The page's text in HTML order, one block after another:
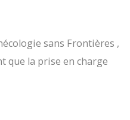
sans Frontières ,
que la prise en charge